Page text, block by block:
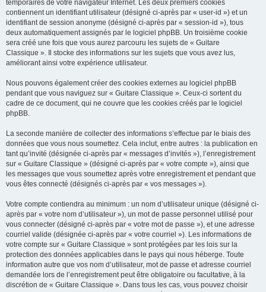
temporaires de votre navigateur Internet. Les deux premiers cookies
contiennent un identifiant utilisateur (désigné ci-après par « user-id ») et un
identifiant de session anonyme (désigné ci-après par « session-id »), tous
deux automatiquement assignés par le logiciel phpBB. Un troisième cookie
sera créé une fois que vous aurez parcouru les sujets de « Guitare
Classique ». Il stocke des informations sur les sujets que vous avez lus,
améliorant ainsi votre expérience utilisateur.
Nous pouvons également créer des cookies externes au logiciel phpBB
pendant que vous naviguez sur « Guitare Classique ». Ceux-ci sortent du
cadre de ce document, qui ne couvre que les cookies créés par le logiciel
phpBB.
La seconde manière de collecter des informations s’effectue par le biais des
données que vous nous soumettez. Cela inclut, entre autres : la publication en
tant qu’invité (désignée ci-après par « messages d’invités »), l’enregistrement
sur « Guitare Classique » (désigné ci-après par « votre compte »), ainsi que
les messages que vous soumettez après votre enregistrement et pendant que
vous êtes connecté (désignés ci-après par « vos messages »).
Votre compte contiendra au minimum : un nom d’utilisateur unique (désigné ci-
après par « votre nom d’utilisateur »), un mot de passe personnel utilisé pour
vous connecter (désigné ci-après par « votre mot de passe »), et une adresse
courriel valide (désignée ci-après par « votre courriel »). Les informations de
votre compte sur « Guitare Classique » sont protégées par les lois sur la
protection des données applicables dans le pays qui nous héberge. Toute
information autre que vos nom d’utilisateur, mot de passe et adresse courriel
demandée lors de l’enregistrement peut être obligatoire ou facultative, à la
discrétion de « Guitare Classique ». Dans tous les cas, vous pouvez choisir